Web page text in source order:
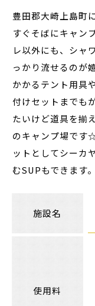
豊田郡大崎上島町
すぐそばにキャン
レ以外にも、シャ
っかり流せるのが
かかるテント用具
付けセットまでも
たいけど道具を揃
のキャンプ場です
ットとしてシーカ
むSUPもできます。
施設名
使用料